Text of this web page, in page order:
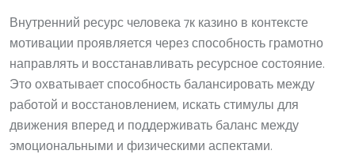
Внутренний ресурс человека 7к казино в контексте
мотивации проявляется через способность грамотно
направлять и восстанавливать ресурсное состояние.
Это охватывает способность балансировать между
работой и восстановлением, искать стимулы для
движения вперед и поддерживать баланс между
эмоциональными и физическими аспектами.